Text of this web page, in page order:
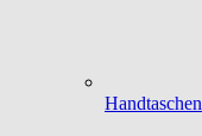
Handtaschen